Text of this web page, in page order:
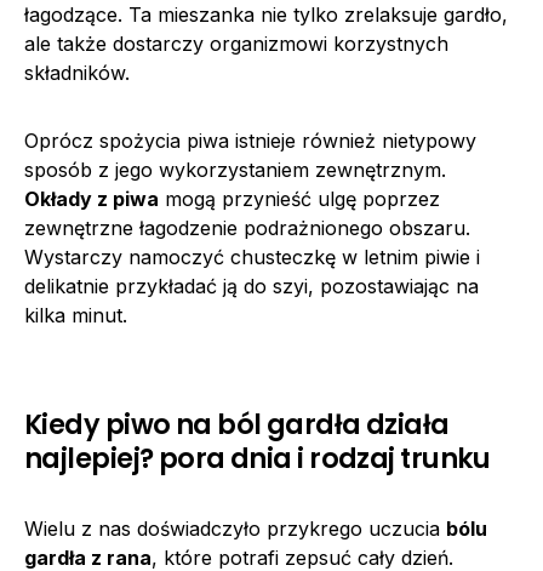
łagodzące. Ta mieszanka nie tylko zrelaksuje gardło,
ale także dostarczy organizmowi korzystnych
składników.
Oprócz spożycia piwa istnieje również nietypowy
sposób z jego wykorzystaniem zewnętrznym.
Okłady z piwa mogą przynieść ulgę poprzez
zewnętrzne łagodzenie podrażnionego obszaru.
Wystarczy namoczyć chusteczkę w letnim piwie i
delikatnie przykładać ją do szyi, pozostawiając na
kilka minut.
Kiedy piwo na ból gardła działa
najlepiej? pora dnia i rodzaj trunku
Wielu z nas doświadczyło przykrego uczucia bólu
gardła z rana, które potrafi zepsuć cały dzień.